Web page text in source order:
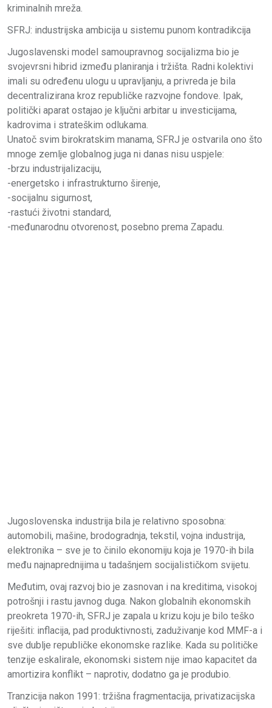
kriminalnih mreža.
SFRJ: industrijska ambicija u sistemu punom kontradikcija
Jugoslavenski model samoupravnog socijalizma bio je
svojevrsni hibrid između planiranja i tržišta. Radni kolektivi
imali su određenu ulogu u upravljanju, a privreda je bila
decentralizirana kroz republičke razvojne fondove. Ipak,
politički aparat ostajao je ključni arbitar u investicijama,
kadrovima i strateškim odlukama.
Unatoč svim birokratskim manama, SFRJ je ostvarila ono što
mnoge zemlje globalnog juga ni danas nisu uspjele:
-brzu industrijalizaciju,
-energetsko i infrastrukturno širenje,
-socijalnu sigurnost,
-rastući životni standard,
-međunarodnu otvorenost, posebno prema Zapadu.
Jugoslovenska industrija bila je relativno sposobna:
automobili, mašine, brodogradnja, tekstil, vojna industrija,
elektronika – sve je to činilo ekonomiju koja je 1970-ih bila
među najnaprednijima u tadašnjem socijalističkom svijetu.
Međutim, ovaj razvoj bio je zasnovan i na kreditima, visokoj
potrošnji i rastu javnog duga. Nakon globalnih ekonomskih
preokreta 1970-ih, SFRJ je zapala u krizu koju je bilo teško
riješiti: inflacija, pad produktivnosti, zaduživanje kod MMF-a i
sve dublje republičke ekonomske razlike. Kada su političke
tenzije eskalirale, ekonomski sistem nije imao kapacitet da
amortizira konflikt – naprotiv, dodatno ga je produbio.
Tranzicija nakon 1991: tržišna fragmentacija, privatizacijska